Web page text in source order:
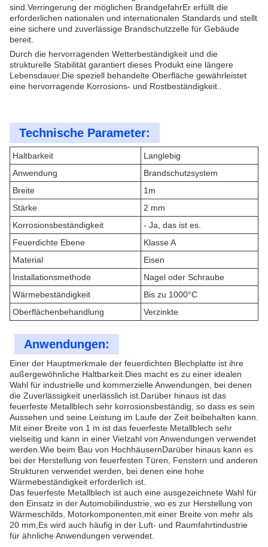
sind.Verringerung der möglichen BrandgefahrEr erfüllt die
erforderlichen nationalen und internationalen Standards und stellt
eine sichere und zuverlässige Brandschutzzelle für Gebäude
bereit.
Durch die hervorragenden Wetterbeständigkeit und die
strukturelle Stabilität garantiert dieses Produkt eine längere
Lebensdauer.Die speziell behandelte Oberfläche gewährleistet
eine hervorragende Korrosions- und Rostbeständigkeit..
Technische Parameter:
Haltbarkeit
Langlebig
Anwendung
Brandschutzsystem
Breite
1m
Stärke
2 mm
Korrosionsbeständigkeit
- Ja, das ist es.
Feuerdichte Ebene
Klasse A
Material
Eisen
Installationsmethode
Nagel oder Schraube
Wärmebeständigkeit
Bis zu 1000°C
Oberflächenbehandlung
Verzinkte
Anwendungen:
Einer der Hauptmerkmale der feuerdichten Blechplatte ist ihre
außergewöhnliche Haltbarkeit.Dies macht es zu einer idealen
Wahl für industrielle und kommerzielle Anwendungen, bei denen
die Zuverlässigkeit unerlässlich ist.Darüber hinaus ist das
feuerfeste Metallblech sehr korrosionsbeständig, so dass es sein
Aussehen und seine Leistung im Laufe der Zeit beibehalten kann.
Mit einer Breite von 1 m ist das feuerfeste Metallblech sehr
vielseitig und kann in einer Vielzahl von Anwendungen verwendet
werden.Wie beim Bau von HochhäusernDarüber hinaus kann es
bei der Herstellung von feuerfesten Türen, Fenstern und anderen
Strukturen verwendet werden, bei denen eine hohe
Wärmebeständigkeit erforderlich ist.
Das feuerfeste Metallblech ist auch eine ausgezeichnete Wahl für
den Einsatz in der Automobilindustrie, wo es zur Herstellung von
Wärmeschilds, Motorkomponenten,mit einer Breite von mehr als
20 mm,Es wird auch häufig in der Luft- und Raumfahrtindustrie
für ähnliche Anwendungen verwendet.